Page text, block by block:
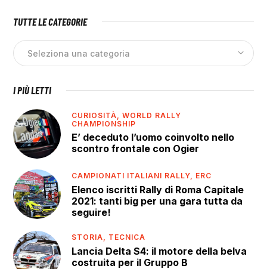
TUTTE LE CATEGORIE
I PIÙ LETTI
CURIOSITÀ,WORLD RALLY
CHAMPIONSHIP
E’ deceduto l’uomo coinvolto nello
scontro frontale con Ogier
CAMPIONATI ITALIANI RALLY, ERC
Elenco iscritti Rally di Roma Capitale
2021: tanti big per una gara tutta da
seguire!
STORIA, TECNICA
Lancia Delta S4: il motore della belva
costruita per il Gruppo B